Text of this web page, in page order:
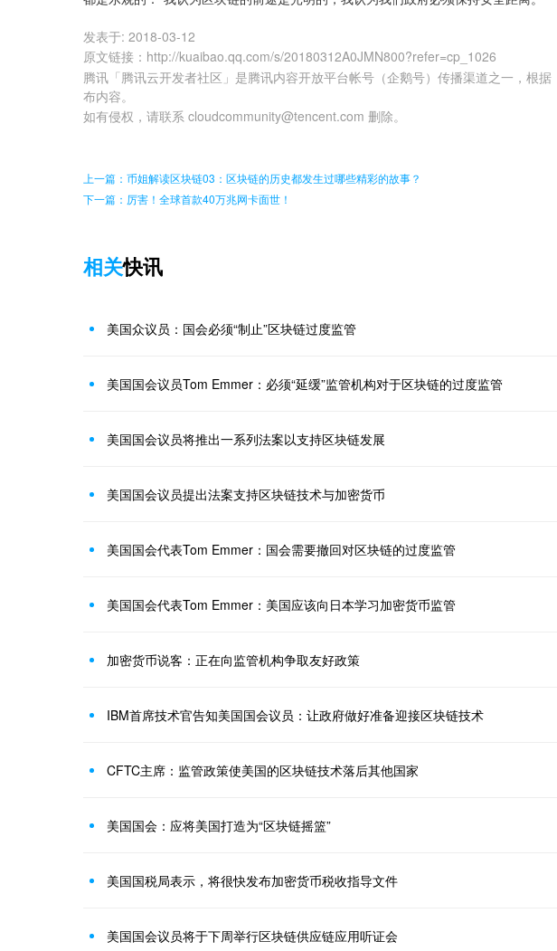
发表于: 2018-03-12
原文链接 ： http://kuaibao.qq.com/s/20180312A0JMN800?refer=cp_1026
腾讯「腾讯云开发者社区」是腾讯内容开放平台帐号（企鹅号）传播渠道之一，根据
布内容。
如有侵权，请联系 cloudcommunity@tencent.com 删除。
上一篇：币姐解读区块链03：区块链的历史都发生过哪些精彩的故事？
下一篇：厉害！全球首款40万兆网卡面世！
相关快讯
美国众议员：国会必须“制止”区块链过度监管
美国国会议员Tom Emmer：必须“延缓”监管机构对于区块链的过度监管
美国国会议员将推出一系列法案以支持区块链发展
美国国会议员提出法案支持区块链技术与加密货币
美国国会代表Tom Emmer：国会需要撤回对区块链的过度监管
美国国会代表Tom Emmer：美国应该向日本学习加密货币监管
加密货币说客：正在向监管机构争取友好政策
IBM首席技术官告知美国国会议员：让政府做好准备迎接区块链技术
CFTC主席：监管政策使美国的区块链技术落后其他国家
美国国会：应将美国打造为“区块链摇篮”
美国国税局表示，将很快发布加密货币税收指导文件
美国国会议员将于下周举行区块链供应链应用听证会